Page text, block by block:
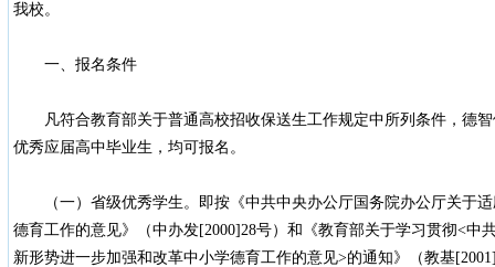
我校。
一、报名条件
凡符合教育部关于普通高校招收保送生工作规定中所列条件，德智
优秀应届高中毕业生，均可报名。
（一）省级优秀学生。即按《中共中央办公厅国务院办公厅关于适
德育工作的意见》（中办发[2000]28号）和《教育部关于学习贯彻<中
新形势进一步加强和改革中小学德育工作的意见>的通知》（教基